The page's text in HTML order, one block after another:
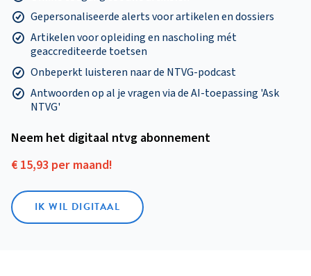
Gepersonaliseerde alerts voor artikelen en dossiers
Artikelen voor opleiding en nascholing mét
geaccrediteerde toetsen
Onbeperkt luisteren naar de NTVG-podcast
Antwoorden op al je vragen via de AI-toepassing 'Ask
NTVG'
Neem het digitaal ntvg abonnement
€ 15,93 per maand!
IK WIL DIGITAAL